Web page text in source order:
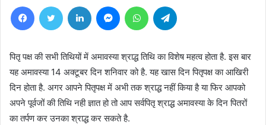
FacebookTwitter LinkedIn MessengerWhatsApp
पितृ पक्ष की सभी तिथियों में अमावस्या श्राद्ध तिथि का विशेष महत्व होता है. इस बार
यह अमावस्या 14 अक्टूबर दिन शनिवार को है. यह खास दिन पितृपक्ष का आखिरी
दिन होता है. अगर आपने पितृपक्ष में अभी तक श्राद्ध नहीं किया है या फिर आपको
अपने पूर्वजों की तिथि नही ज्ञात हो तो आप सर्वपितृ श्राद्ध अमावस्या के दिन पितरों
का तर्पण कर उनका श्राद्ध कर सकते है.